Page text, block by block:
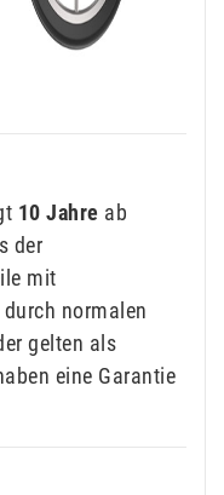
10 Jahre ab
der
mit
normalen
gelten als
eine Garantie